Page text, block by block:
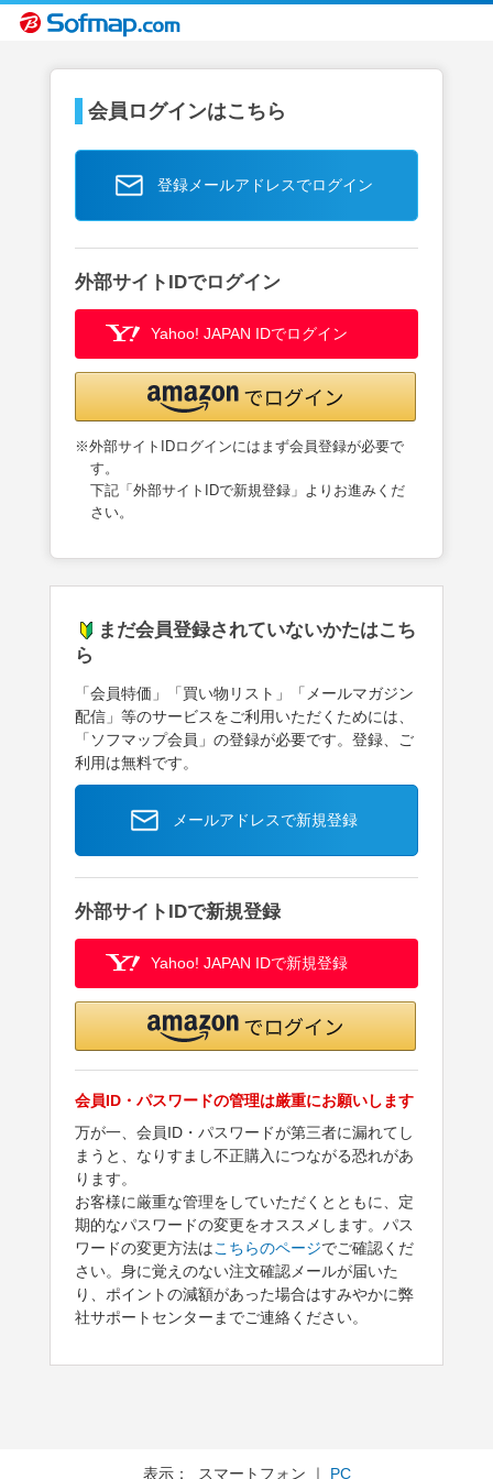
会員ログインはこちら
登録メールアドレスでログイン
外部サイトIDでログイン
Yahoo! JAPAN IDでログイン
※外部サイトIDログインにはまず会員登録が必要で
す。
下記「外部サイトIDで新規登録」よりお進みくだ
さい。
まだ会員登録されていないかたはこち
ら
「会員特価」「買い物リスト」「メールマガジン
配信」等のサービスをご利用いただくためには、
「ソフマップ会員」の登録が必要です。登録、ご
利用は無料です。
メールアドレスで新規登録
外部サイトIDで新規登録
Yahoo! JAPAN IDで新規登録
会員ID・パスワードの管理は厳重にお願いします
万が一、会員ID・パスワードが第三者に漏れてし
まうと、なりすまし不正購入につながる恐れがあ
ります。
お客様に厳重な管理をしていただくとともに、定
期的なパスワードの変更をオススメします。パス
ワードの変更方法はこちらのページでご確認くだ
さい。身に覚えのない注文確認メールが届いた
り、ポイントの減額があった場合はすみやかに弊
社サポートセンターまでご連絡ください。
表示： スマートフォン ｜ PC